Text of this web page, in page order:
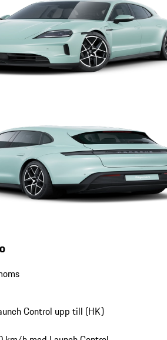
Control upp till (HK)